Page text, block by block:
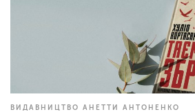
ВИДАВНИЦТВО АНЕТТИ АНТОНЕНКО